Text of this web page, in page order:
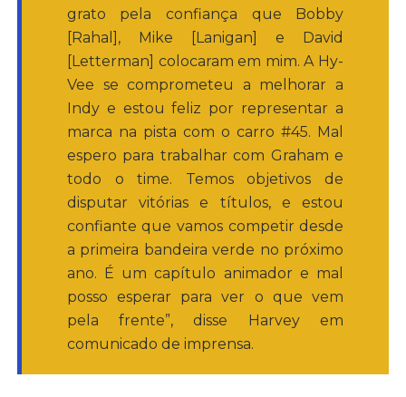
grato pela confiança que Bobby
[Rahal], Mike [Lanigan] e David
[Letterman] colocaram em mim. A Hy-
Vee se comprometeu a melhorar a
Indy e estou feliz por representar a
marca na pista com o carro #45. Mal
espero para trabalhar com Graham e
todo o time. Temos objetivos de
disputar vitórias e títulos, e estou
confiante que vamos competir desde
a primeira bandeira verde no próximo
ano. É um capítulo animador e mal
posso esperar para ver o que vem
pela frente”, disse Harvey em
comunicado de imprensa.